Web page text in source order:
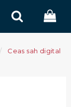
Ceas sah digital